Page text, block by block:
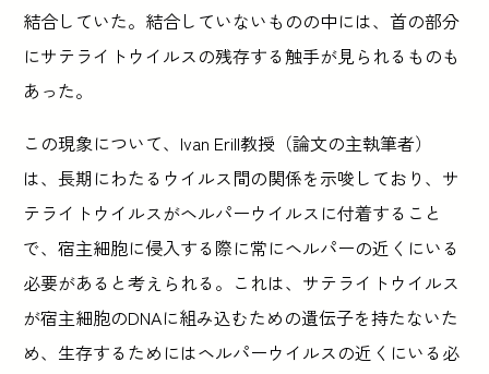
結合していた。結合していないものの中には、首の部分
にサテライトウイルスの残存する触手が見られるものも
あった。
この現象について、Ivan Erill教授（論文の主執筆者）
は、長期にわたるウイルス間の関係を示唆しており、サ
テライトウイルスがヘルパーウイルスに付着すること
で、宿主細胞に侵入する際に常にヘルパーの近くにいる
必要があると考えられる。これは、サテライトウイルス
が宿主細胞のDNAに組み込むための遺伝子を持たないた
め、生存するためにはヘルパーウイルスの近くにいる必